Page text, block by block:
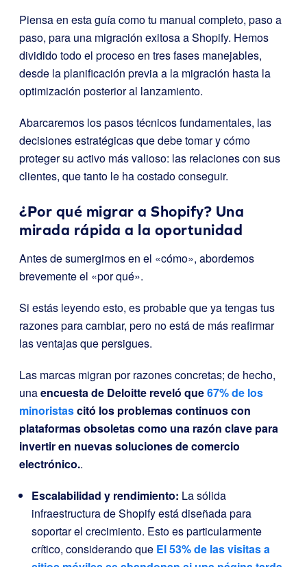
Piensa en esta guía como tu manual completo, paso a
paso, para una migración exitosa a Shopify. Hemos
dividido todo el proceso en tres fases manejables,
desde la planificación previa a la migración hasta la
optimización posterior al lanzamiento.
Abarcaremos los pasos técnicos fundamentales, las
decisiones estratégicas que debe tomar y cómo
proteger su activo más valioso: las relaciones con sus
clientes, que tanto le ha costado conseguir.
¿Por qué migrar a Shopify? Una
mirada rápida a la oportunidad
Antes de sumergirnos en el «cómo», abordemos
brevemente el «por qué».
Si estás leyendo esto, es probable que ya tengas tus
razones para cambiar, pero no está de más reafirmar
las ventajas que persigues.
Las marcas migran por razones concretas; de hecho,
unaencuesta de Deloitte reveló que67% de los
minoristascitó los problemas continuos con
plataformas obsoletas como una razón clave para
invertir en nuevas soluciones de comercio
electrónico..
Escalabilidad y rendimiento: La sólida
infraestructura de Shopify está diseñada para
soportar el crecimiento. Esto es particularmente
crítico, considerando que El 53% de las visitas a